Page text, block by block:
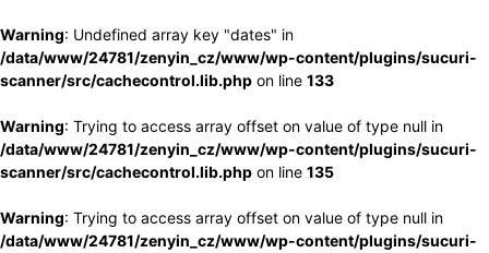
Warning: Undefined array key "dates" in
/data/www/24781/zenyin_cz/www/wp-content/plugins/sucuri-
scanner/src/cachecontrol.lib.php on line 133
Warning: Trying to access array offset on value of type null in
/data/www/24781/zenyin_cz/www/wp-content/plugins/sucuri-
scanner/src/cachecontrol.lib.php on line 135
Warning: Trying to access array offset on value of type null in
/data/www/24781/zenyin_cz/www/wp-content/plugins/sucuri-